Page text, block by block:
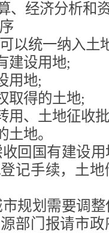
、经济分析和
统一纳入土
设用地;
用地;
得的土地;
、土地征收批
地。
国有建设用
记手续，土
划需要调整
部门报请市